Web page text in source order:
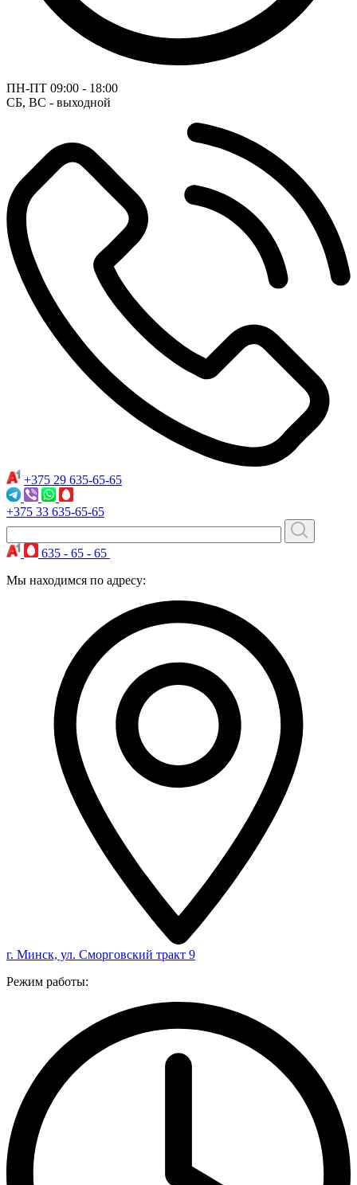
ПН-ПТ 09:00 - 18:00
СБ, ВС - выходной
+375 29 635-65-65
+375 33 635-65-65
635 - 65 - 65
Мы находимся по адресу:
г. Минск, ул. Сморговский тракт 9
Режим работы: